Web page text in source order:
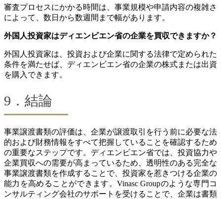
審査プロセスにかかる時間は、事業規模や申請内容の複雑さ
によって、数日から数週間まで幅があります。
外国人投資家はディエンビエン省の企業を買収できますか？
外国人投資家は、投資および企業に関する法律で定められた
条件を満たせば、ディエンビエン省の企業の株式または出資
を購入できます。
9．結論
事業譲渡書類の評価は、企業が譲渡取引を行う前に必要な法
的および財務情報をすべて把握していることを確認するため
の重要なステップです。ディエンビエン省では、投資協力や
企業買収への需要が高まっているため、透明性のある完全な
事業譲渡書類を作成することで、投資家を惹きつける企業の
能力を高めることができます。Vinasc Groupのような専門コ
ンサルティング会社のサポートを受けることで、企業は書類